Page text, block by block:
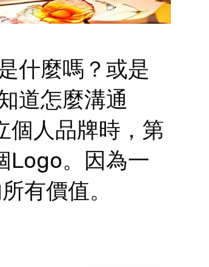
什麼嗎？或是
道怎麼溝通
個人品牌時，第
Logo。因為一
有價值。